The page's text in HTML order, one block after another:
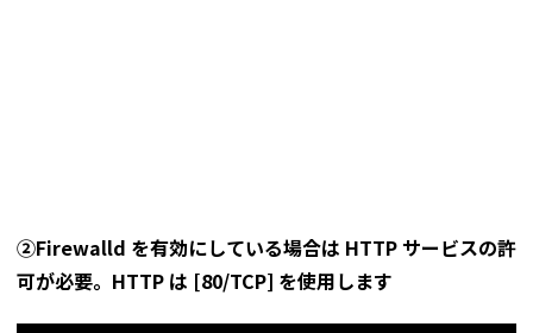
②Firewalld を有効にしている場合は HTTP サービスの許
可が必要。HTTP は [80/TCP] を使用します